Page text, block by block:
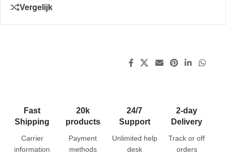
Vergelijk
Fast
Shipping
Carrier
information
20k
products
Payment
methods
24/7
Support
Unlimited help
desk
2-day
Delivery
Track or off
orders